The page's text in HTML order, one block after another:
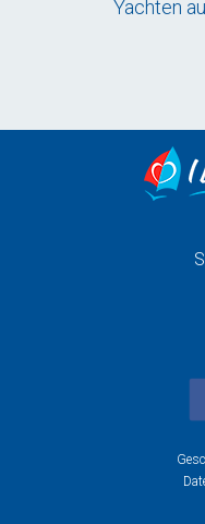
Yachten